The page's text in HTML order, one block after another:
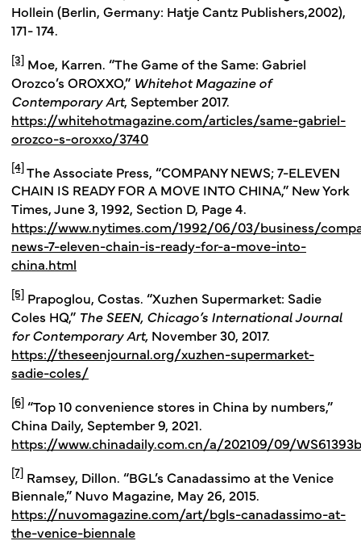
Hollein (Berlin, Germany: Hatje Cantz Publishers,2002),
171- 174.
[3] Moe, Karren. “The Game of the Same: Gabriel
Orozco’s OROXXO,” Whitehot Magazine of
Contemporary Art, September 2017.
https://whitehotmagazine.com/articles/same-gabriel-
orozco-s-oroxxo/3740
[4]The Associate Press, “COMPANY NEWS; 7-ELEVEN
CHAIN IS READY FOR A MOVE INTO CHINA,” New York
Times, June 3, 1992, Section D, Page 4.
https://www.nytimes.com/1992/06/03/business/
news-7-eleven-chain-is-ready-for-a-move-into-
china.html
[5] Prapoglou, Costas. “Xuzhen Supermarket: Sadie
Coles HQ,” The SEEN, Chicago’s International Journal
for Contemporary Art, November 30, 2017.
https://theseenjournal.org/xuzhen-supermarket-
sadie-coles/
[6] “Top 10 convenience stores in China by numbers,”
China Daily, September 9, 2021.
https://www.chinadaily.com.cn/a/202109/09/
[7] Ramsey, Dillon. “BGL’s Canadassimo at the Venice
Biennale,” Nuvo Magazine, May 26, 2015.
https://nuvomagazine.com/art/bgls-canadassimo-at-
the-venice-biennale